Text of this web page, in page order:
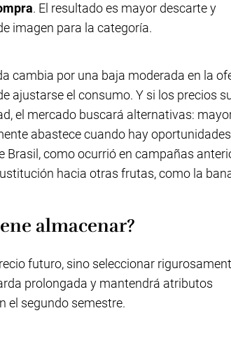
. El resultado es mayor descarte y
imagen para la categoría.
cambia por una baja moderada en la
ajustarse el consumo. Y si los precios
el mercado buscará alternativas:
abastece cuando hay
como ocurrió en campañas
hacia otras frutas, como la
almacenar?
futuro, sino seleccionar
prolongada y mantendrá atributos
el segundo semestre.